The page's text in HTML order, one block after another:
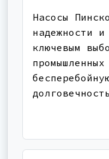
Насосы
надежности
ключевым